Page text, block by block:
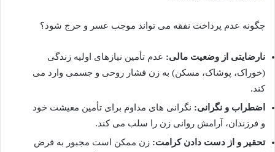
چگونه عدم پرداخت نفقه می تواند موجب عسر و حرج شود؟
نارضایتی از وضعیت مالی: عدم تأمین نیازهای اولیه زندگی
(خوراک، پوشاک، مسکن) به زن فشار روحی و جسمی وارد می
کند.
اضطراب و نگرانی: نگرانی های مداوم برای تأمین معیشت خود
و فرزندان، آرامش روانی زن را سلب می کند.
تحقیر و از دست دادن کرامت: زن ممکن است مجبور به قرض